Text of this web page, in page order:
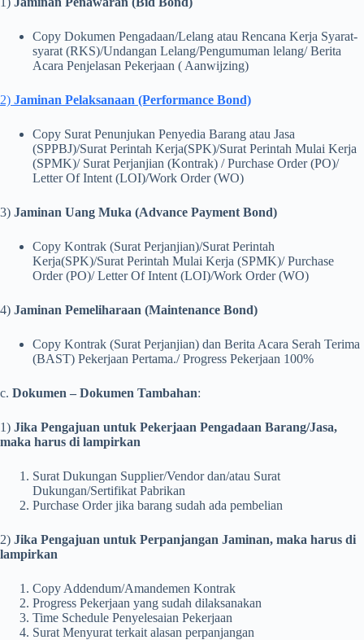
Copy Dokumen Pengadaan/Lelang atau Rencana Kerja Syarat-
syarat (RKS)/Undangan Lelang/Pengumuman lelang/ Berita
Acara Penjelasan Pekerjaan ( Aanwijzing)
2) Jaminan Pelaksanaan (Performance Bond)
Copy Surat Penunjukan Penyedia Barang atau Jasa
(SPPBJ)/Surat Perintah Kerja(SPK)/Surat Perintah Mulai Kerja
(SPMK)/ Surat Perjanjian (Kontrak) / Purchase Order (PO)/
Letter Of Intent (LOI)/Work Order (WO)
3) Jaminan Uang Muka (Advance Payment Bond)
Copy Kontrak (Surat Perjanjian)/Surat Perintah
Kerja(SPK)/Surat Perintah Mulai Kerja (SPMK)/ Purchase
Order (PO)/ Letter Of Intent (LOI)/Work Order (WO)
4) Jaminan Pemeliharaan (Maintenance Bond)
Copy Kontrak (Surat Perjanjian) dan Berita Acara Serah Terima
(BAST) Pekerjaan Pertama./ Progress Pekerjaan 100%
c. Dokumen – Dokumen Tambahan:
1) Jika Pengajuan untuk Pekerjaan Pengadaan Barang/Jasa,
maka harus di lampirkan
Surat Dukungan Supplier/Vendor dan/atau Surat
Dukungan/Sertifikat Pabrikan
Purchase Order jika barang sudah ada pembelian
2) Jika Pengajuan untuk Perpanjangan Jaminan, maka harus di
lampirkan
Copy Addendum/Amandemen Kontrak
Progress Pekerjaan yang sudah dilaksanakan
Time Schedule Penyelesaian Pekerjaan
Surat Menyurat terkait alasan perpanjangan